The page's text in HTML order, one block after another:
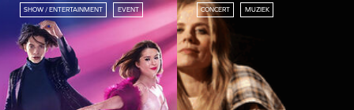
SHOW / ENTERTAINMENT EVENT CONCERT MUZIEK